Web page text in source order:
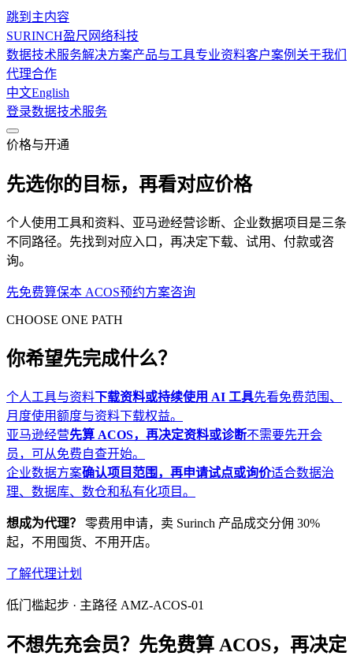
跳到主内容
SURINCH盈尺网络科技
数据技术服务解决方案产品与工具专业资料客户案例 关于我们
代理合作
中文English
登录数据技术服务
价格与开通
先选你的目标，再看对应价格
个人使用工具和资料、亚马逊经营诊断、企业数据项目是三条
不同路径。先找到对应入口，再决定下载、试用、付款或咨
询。
先免费算保本 ACOS预约方案咨询
CHOOSE ONE PATH
你希望先完成什么？
个人工具与资料下载资料或持续使用 AI 工具先看免费范围、
月度使用额度与资料下载权益。
亚马逊经营先算 ACOS，再决定资料或诊断不需要先开会
员，可从免费自查开始。
企业数据方案确认项目范围，再申请试点或询价适合数据治
理、数据库、数仓和私有化项目。
想成为代理？
零费用申请，卖 Surinch 产品成交分佣 30%
起，不用囤货、不用开店。
了解代理计划
低门槛起步 · 主路径 AMZ-ACOS-01
不想先充会员？先免费算 ACOS，再决定